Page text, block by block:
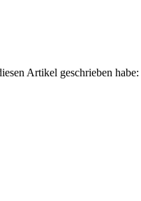
Artikel geschrieben habe: